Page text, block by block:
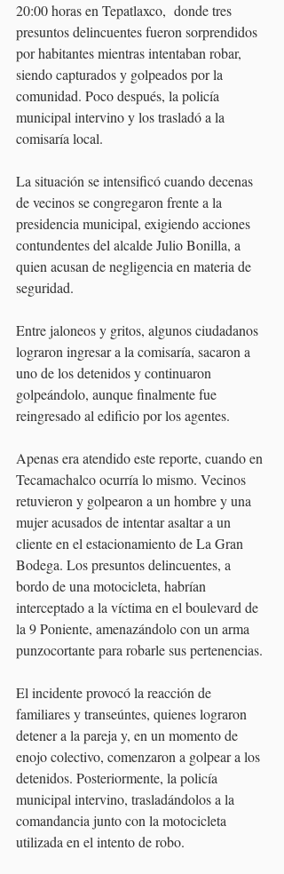
20:00 horas en Tepatlaxco,  donde tres
presuntos delincuentes fueron sorprendidos
por habitantes mientras intentaban robar,
siendo capturados y golpeados por la
comunidad. Poco después, la policía
municipal intervino y los trasladó a la
comisaría local.
La situación se intensificó cuando decenas
de vecinos se congregaron frente a la
presidencia municipal, exigiendo acciones
contundentes del alcalde Julio Bonilla, a
quien acusan de negligencia en materia de
seguridad.
Entre jaloneos y gritos, algunos ciudadanos
lograron ingresar a la comisaría, sacaron a
uno de los detenidos y continuaron
golpeándolo, aunque finalmente fue
reingresado al edificio por los agentes.
Apenas era atendido este reporte, cuando en
Tecamachalco ocurría lo mismo. Vecinos
retuvieron y golpearon a un hombre y una
mujer acusados de intentar asaltar a un
cliente en el estacionamiento de La Gran
Bodega. Los presuntos delincuentes, a
bordo de una motocicleta, habrían
interceptado a la víctima en el boulevard de
la 9 Poniente, amenazándolo con un arma
punzocortante para robarle sus pertenencias.
El incidente provocó la reacción de
familiares y transeúntes, quienes lograron
detener a la pareja y, en un momento de
enojo colectivo, comenzaron a golpear a los
detenidos. Posteriormente, la policía
municipal intervino, trasladándolos a la
comandancia junto con la motocicleta
utilizada en el intento de robo.